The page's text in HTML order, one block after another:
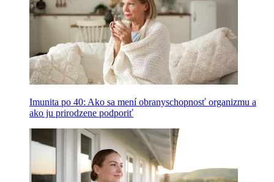
Imunita po 40: Ako sa mení obranyschopnosť organizmu a
ako ju prirodzene podporiť